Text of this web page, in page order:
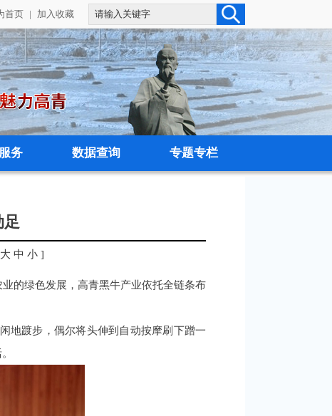
首页 | 加入收藏
务 数据查询 专题专栏
足
大 中 小]
的绿色发展，高青黑牛产业依托全链条布
地踱步，偶尔将头伸到自动按摩刷下蹭一